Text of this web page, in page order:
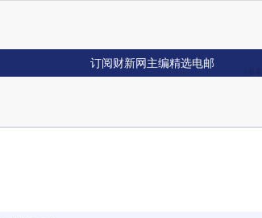
订阅财新网主编精选电邮